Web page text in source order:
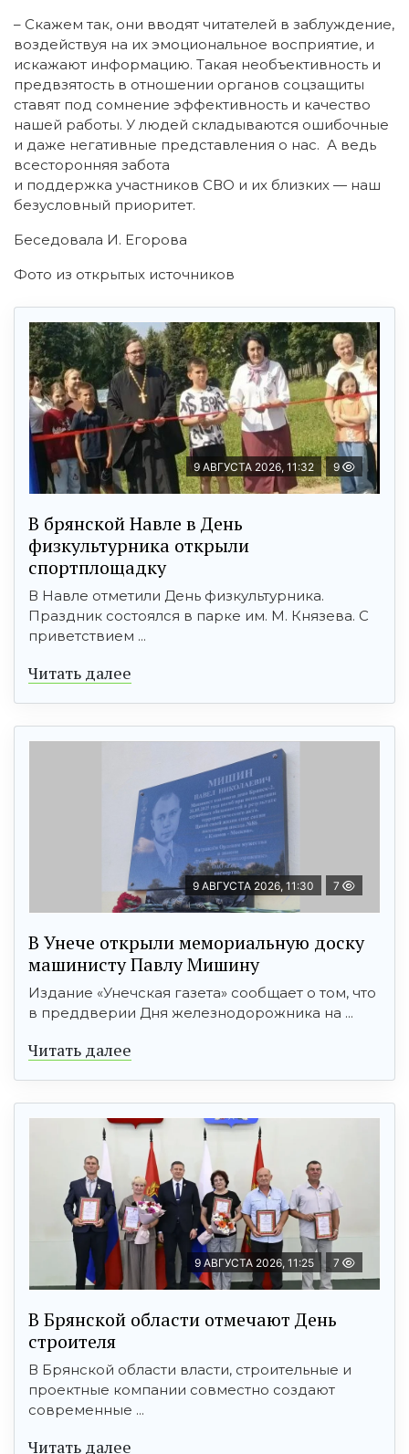
– Скажем так, они вводят читателей в заблуждение,
воздействуя на их эмоциональное восприятие, и
искажают информацию. Такая необъективность и
предвзятость в отношении органов соцзащиты
ставят под сомнение эффективность и качество
нашей работы. У людей складываются ошибочные
и даже негативные представления о нас. А ведь
всесторонняя забота
и поддержка участников СВО и их близких — наш
безусловный приоритет.
Беседовала И. Егорова
Фото из открытых источников
9 АВГУСТА 2026, 11:32 9
В брянской Навле в День
физкультурника открыли
спортплощадку
В Навле отметили День физкультурника.
Праздник состоялся в парке им. М. Князева. С
приветствием ...
Читать далее
9 АВГУСТА 2026, 11:30 7
В Унече открыли мемориальную доску
машинисту Павлу Мишину
Издание «Унечская газета» сообщает о том, что
в преддверии Дня железнодорожника на ...
Читать далее
9 АВГУСТА 2026, 11:25 7
В Брянской области отмечают День
строителя
В Брянской области власти, строительные и
проектные компании совместно создают
современные ...
Читать далее